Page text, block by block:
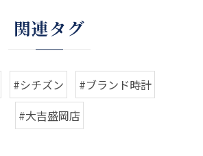
関連タグ
#シチズン
#ブランド時計
#大吉盛岡店